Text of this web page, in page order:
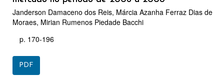
Janderson Damaceno dos Reis, Márcia Azanha Ferraz Dias de
Moraes, Mirian Rumenos Piedade Bacchi
p. 170-196
PDF